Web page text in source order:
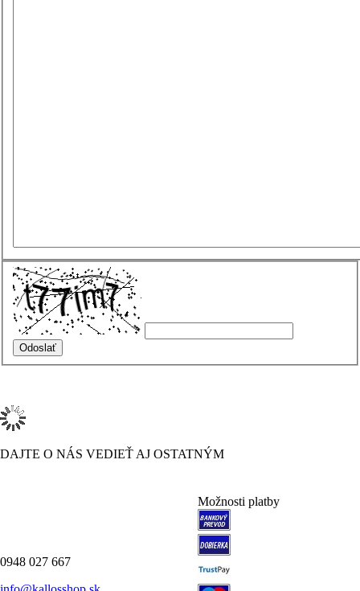
DAJTE O NÁS VEDIEŤ AJ OSTATNÝM
0948 027 667
Možnosti platby